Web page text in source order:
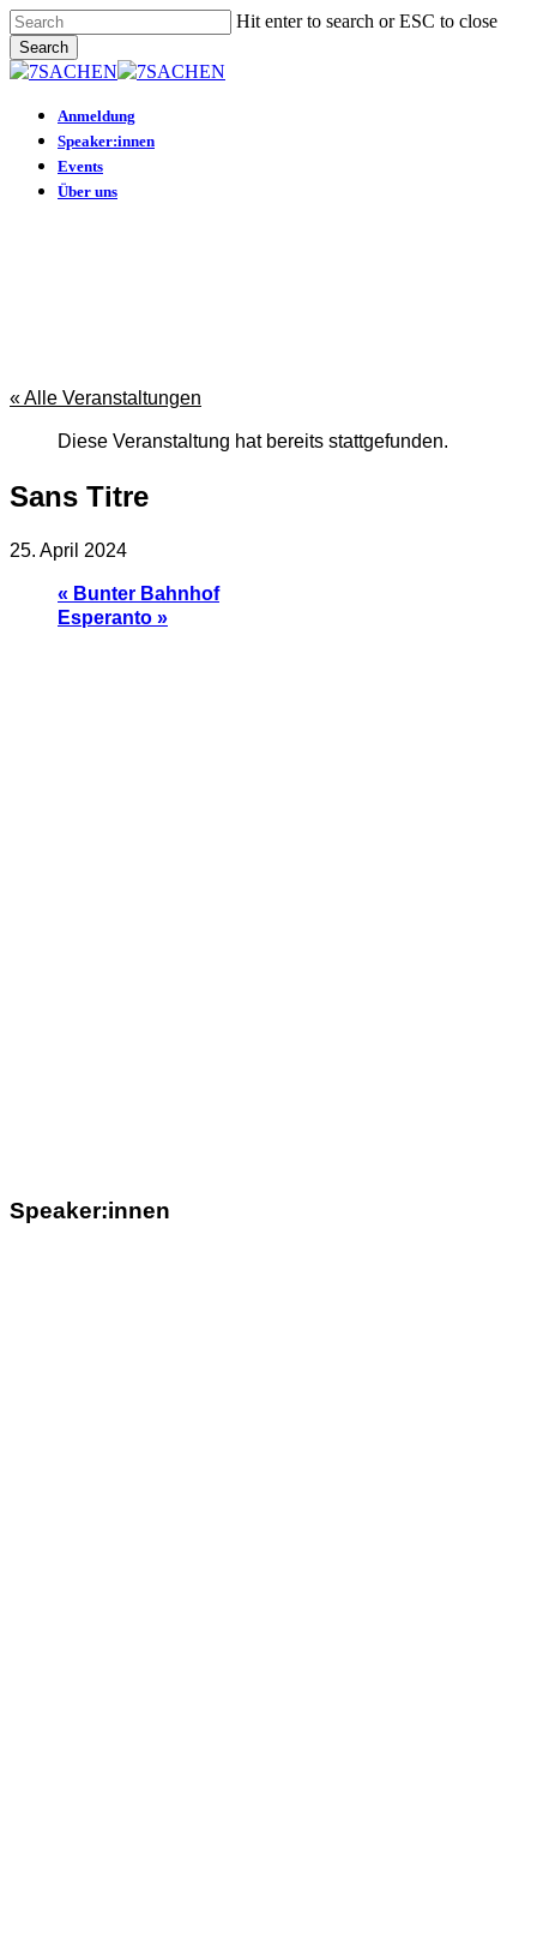
Skip
to
main
Hit enter to search or ESC to close
Search
Close
Menu
Anmeldung
Speaker:innen
Events
Über uns
« Alle Veranstaltungen
Diese Veranstaltung hat bereits stattgefunden.
Sans Titre
25. April 2024
« Bunter Bahnhof
Esperanto »
Speaker:innen